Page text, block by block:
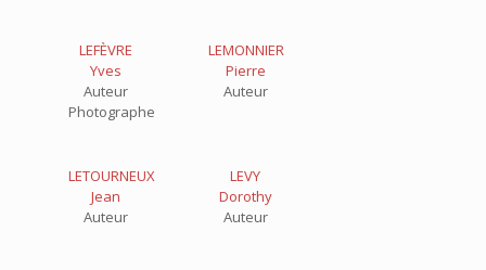
LEFÈVRE
Yves
Auteur
Photographe
LEMONNIER
Pierre
Auteur
LETOURNEUX
Jean
Auteur
LEVY
Dorothy
Auteur